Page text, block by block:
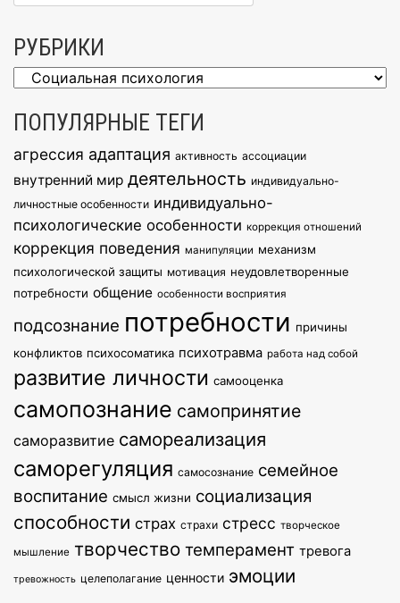
РУБРИКИ
Рубрики
ПОПУЛЯРНЫЕ ТЕГИ
агрессия адаптация активность ассоциации
внутренний мир деятельность индивидуально-
личностные особенности индивидуально-
психологические особенности коррекция отношений
коррекция поведения манипуляции механизм
психологической защиты мотивация неудовлетворенные
потребности общение особенности восприятия
подсознание потребности причины
конфликтов психосоматика психотравма работа над собой
развитие личности самооценка
самопознание самопринятие
саморазвитие самореализация
саморегуляция самосознание семейное
воспитание смысл жизни социализация
способности страх страхи стресс творческое
мышление творчество темперамент тревога
тревожность целеполагание ценности эмоции